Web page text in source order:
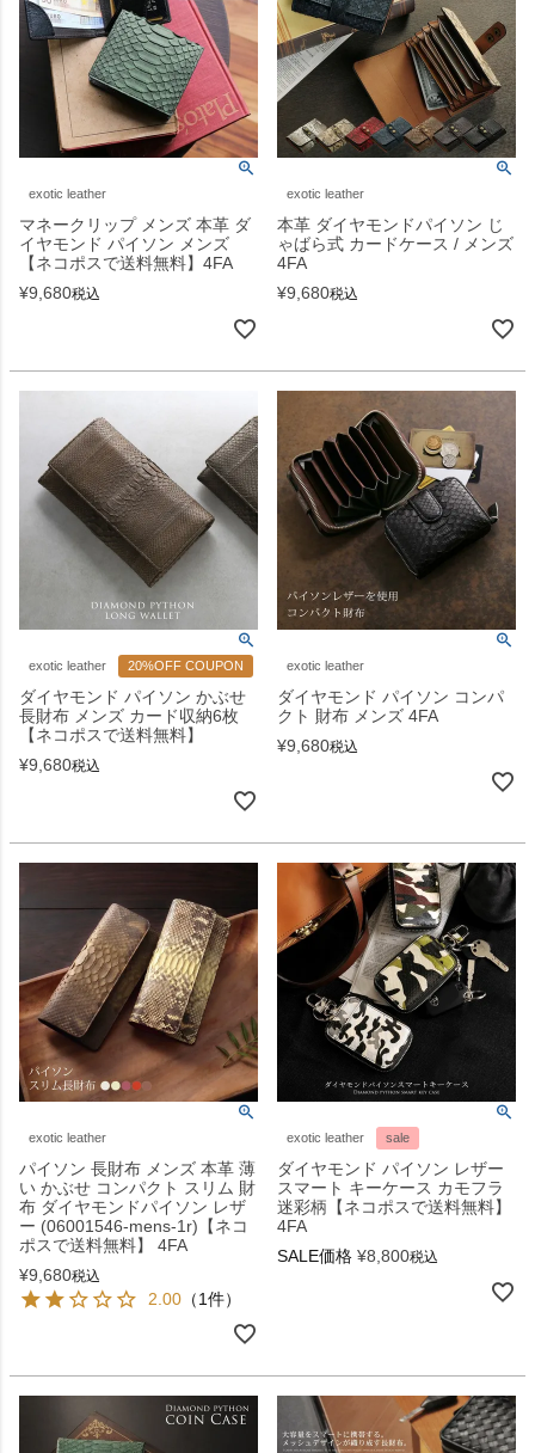
exotic leather
マネークリップ メンズ 本革 ダ
イヤモンド パイソン メンズ
【ネコポスで送料無料】4FA
¥9,680税込
exotic leather
本革 ダイヤモンドパイソン じ
ゃばら式 カードケース / メンズ
4FA
¥9,680税込
exotic leather 20%OFF COUPON
ダイヤモンド パイソン かぶせ
長財布 メンズ カード収納6枚
【ネコポスで送料無料】
¥9,680税込
exotic leather
ダイヤモンド パイソン コンパ
クト 財布 メンズ 4FA
¥9,680税込
exotic leather
パイソン 長財布 メンズ 本革 薄
い かぶせ コンパクト スリム 財
布 ダイヤモンドパイソン レザ
ー (06001546-mens-1r)【ネコ
ポスで送料無料】 4FA
¥9,680税込
2.00 （1件）
exotic leather sale
ダイヤモンド パイソン レザー
スマート キーケース カモフラ
迷彩柄【ネコポスで送料無料】
4FA
SALE価格 ¥8,800税込